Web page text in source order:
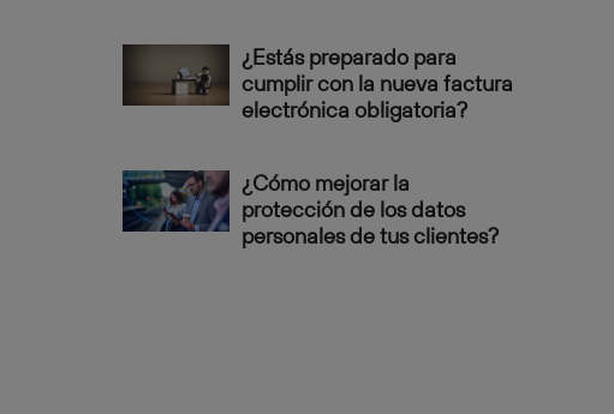
¿Estás preparado para
cumplir con la nueva factura
electrónica obligatoria?
¿Cómo mejorar la
protección de los datos
personales de tus clientes?